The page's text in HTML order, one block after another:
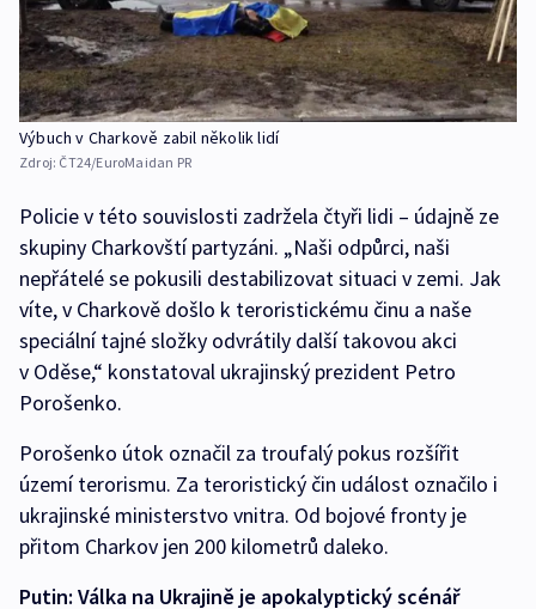
Výbuch v Charkově zabil několik lidí
Zdroj: ČT24/EuroMaidan PR
Policie v této souvislosti zadržela čtyři lidi – údajně ze
skupiny Charkovští partyzáni. „Naši odpůrci, naši
nepřátelé se pokusili destabilizovat situaci v zemi. Jak
víte, v Charkově došlo k teroristickému činu a naše
speciální tajné složky odvrátily další takovou akci
v Oděse,“ konstatoval ukrajinský prezident Petro
Porošenko.
Porošenko útok označil za troufalý pokus rozšířit
území terorismu. Za teroristický čin událost označilo i
ukrajinské ministerstvo vnitra. Od bojové fronty je
přitom Charkov jen 200 kilometrů daleko.
Putin: Válka na Ukrajině je apokalyptický scénář